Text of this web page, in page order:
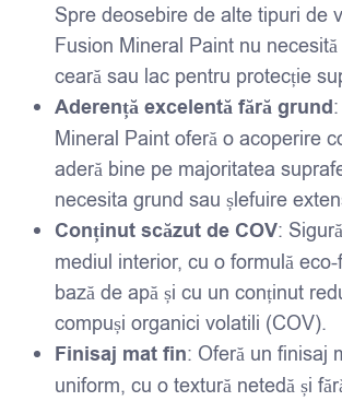
Spre deosebire de alte tipuri de
Fusion Mineral Paint nu
ceară sau lac pentru protecție
Aderență excelentă fără grund
Mineral Paint oferă o acoperire
aderă bine pe majoritatea
necesita grund sau șlefuire
Conținut scăzut de COV:
mediul interior, cu o formulă
bază de apă și cu un conținut
compuși organici volatili (COV).
Finisaj mat fin: Oferă un finisaj
uniform, cu o textură netedă și